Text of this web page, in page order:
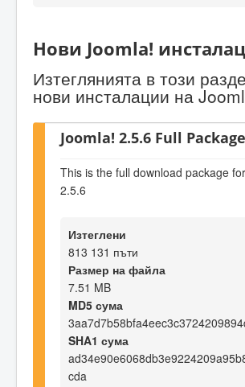
Нови Joomla!
Изтеглянията в този
нови инсталации на
Joomla! 2.5.6 Full
This is the full download package
2.5.6
Изтеглени
813 131 пъти
Размер на файла
7.51 MB
MD5 сума
SHA1 сума
cda